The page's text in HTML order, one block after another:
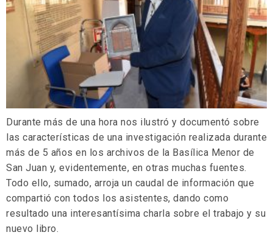
Durante más de una hora nos ilustró y documentó sobre
las características de una investigación realizada durante
más de 5 años en los archivos de la Basílica Menor de
San Juan y, evidentemente, en otras muchas fuentes.
Todo ello, sumado, arroja un caudal de información que
compartió con todos los asistentes, dando como
resultado una interesantísima charla sobre el trabajo y su
nuevo libro.